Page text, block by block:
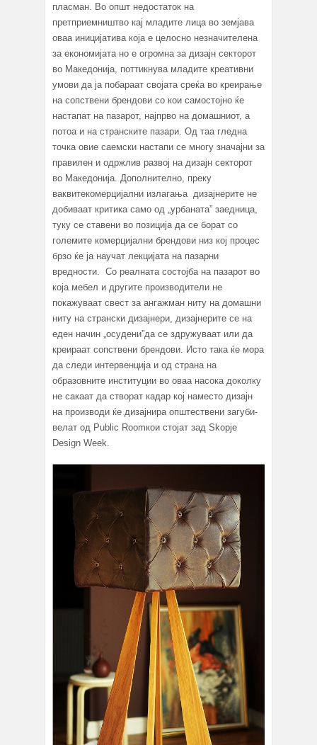
пласман. Во општ недостаток на
претприемништво кај младите лица во земјава
оваа иницијатива која е целосно незначителена
за економијата но е огромна за дизајн секторот
во Македoнија, поттикнува младите креативни
умови да ја побараат својата среќа во креирање
на сопствени брендови со кои самостојно ќе
настапат на пазарот, најпрво на домашниот, а
потоа и на странските пазари. Од таа гледна
точка овие саемски настапи се многу значајни за
правилен и одржлив развој на дизајн секторот
во Македонија. Дополнително, преку
ваквитекомерцијални излагања дизајнерите не
добиваат критика само од „урбаната” заедница,
туку се ставени во позиција да се борат со
големите комерцијални брендови низ кој процес
брзо ќе ја научат лекцијата на пазарни
вредности. Со реалната состојба на пазарот во
која мебел и другите производители не
покажуваат свест за ангажман ниту на домашни
ниту на странски дизајнери, дизајнерите се на
еден начин „осудени”да се здружуваат или да
креираат сопствени брендови. Исто така ќе мора
да следи интервенција и од страна на
образовните институции во оваа насока доколку
не сакаат да створат кадар кој наместо дизајн
на производи ќе дизајнира општествени загуби-
велат од Public Roomкои стојат зад Skopje
Design Week.